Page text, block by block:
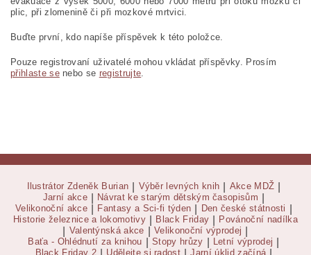
plic, při zlomenině či při mozkové mrtvici.
Buďte první, kdo napíše příspěvek k této položce.
Pouze registrovaní uživatelé mohou vkládat příspěvky. Prosím
přihlaste senebo se registrujte.
Ilustrátor Zdeněk Burian Výběr levných knih Akce MDŽ
Jarní akce Návrat ke starým dětským časopisům
Velikonoční akce Fantasy a Sci-fi týden Den české státnosti
Historie železnice a lokomotivy Black Friday Povánoční nadílka
Valentýnská akce Velikonoční výprodej
Baťa - Ohlédnutí za knihou Stopy hrůzy Letní výprodej
Black Friday 2 Udělejte si radost Jarní úklid začíná